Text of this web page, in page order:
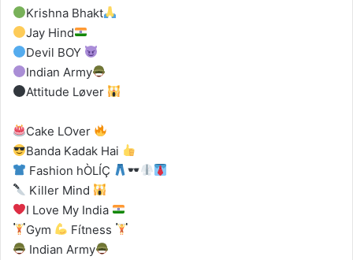
Krishna Bhakt
Jay Hind
Devil BOY
Indian Army
Attitude Løver
Cake LOver
Banda Kadak Hai
Fashion hÒLÍÇ
Killer Mind
I Love My India
Gym
Fítness
Indian Army